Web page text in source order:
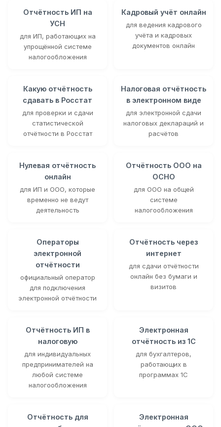
Отчётность ИП на
УСН
для ИП, работающих на
упрощённой системе
налогообложения
Кадровый учёт онлайн
для ведения кадрового
учёта и кадровых
документов онлайн
Какую отчётность
сдавать в Росстат
для проверки и сдачи
статистической
отчётности в Росстат
Налоговая отчётность
в электронном виде
для электронной сдачи
налоговых деклараций и
расчётов
Нулевая отчётность
онлайн
для ИП и ООО, которые
временно не ведут
деятельность
Отчётность ООО на
ОСНО
для ООО на общей
системе
налогообложения
Операторы
электронной
отчётности
официальный оператор
для подключения
электронной отчётности
Отчётность через
интернет
для сдачи отчётности
онлайн без бумаги и
визитов
Отчётность ИП в
налоговую
для индивидуальных
предпринимателей на
любой системе
налогообложения
Электронная
отчётность из 1С
для бухгалтеров,
работающих в
программах 1С
Отчётность для
Электронная